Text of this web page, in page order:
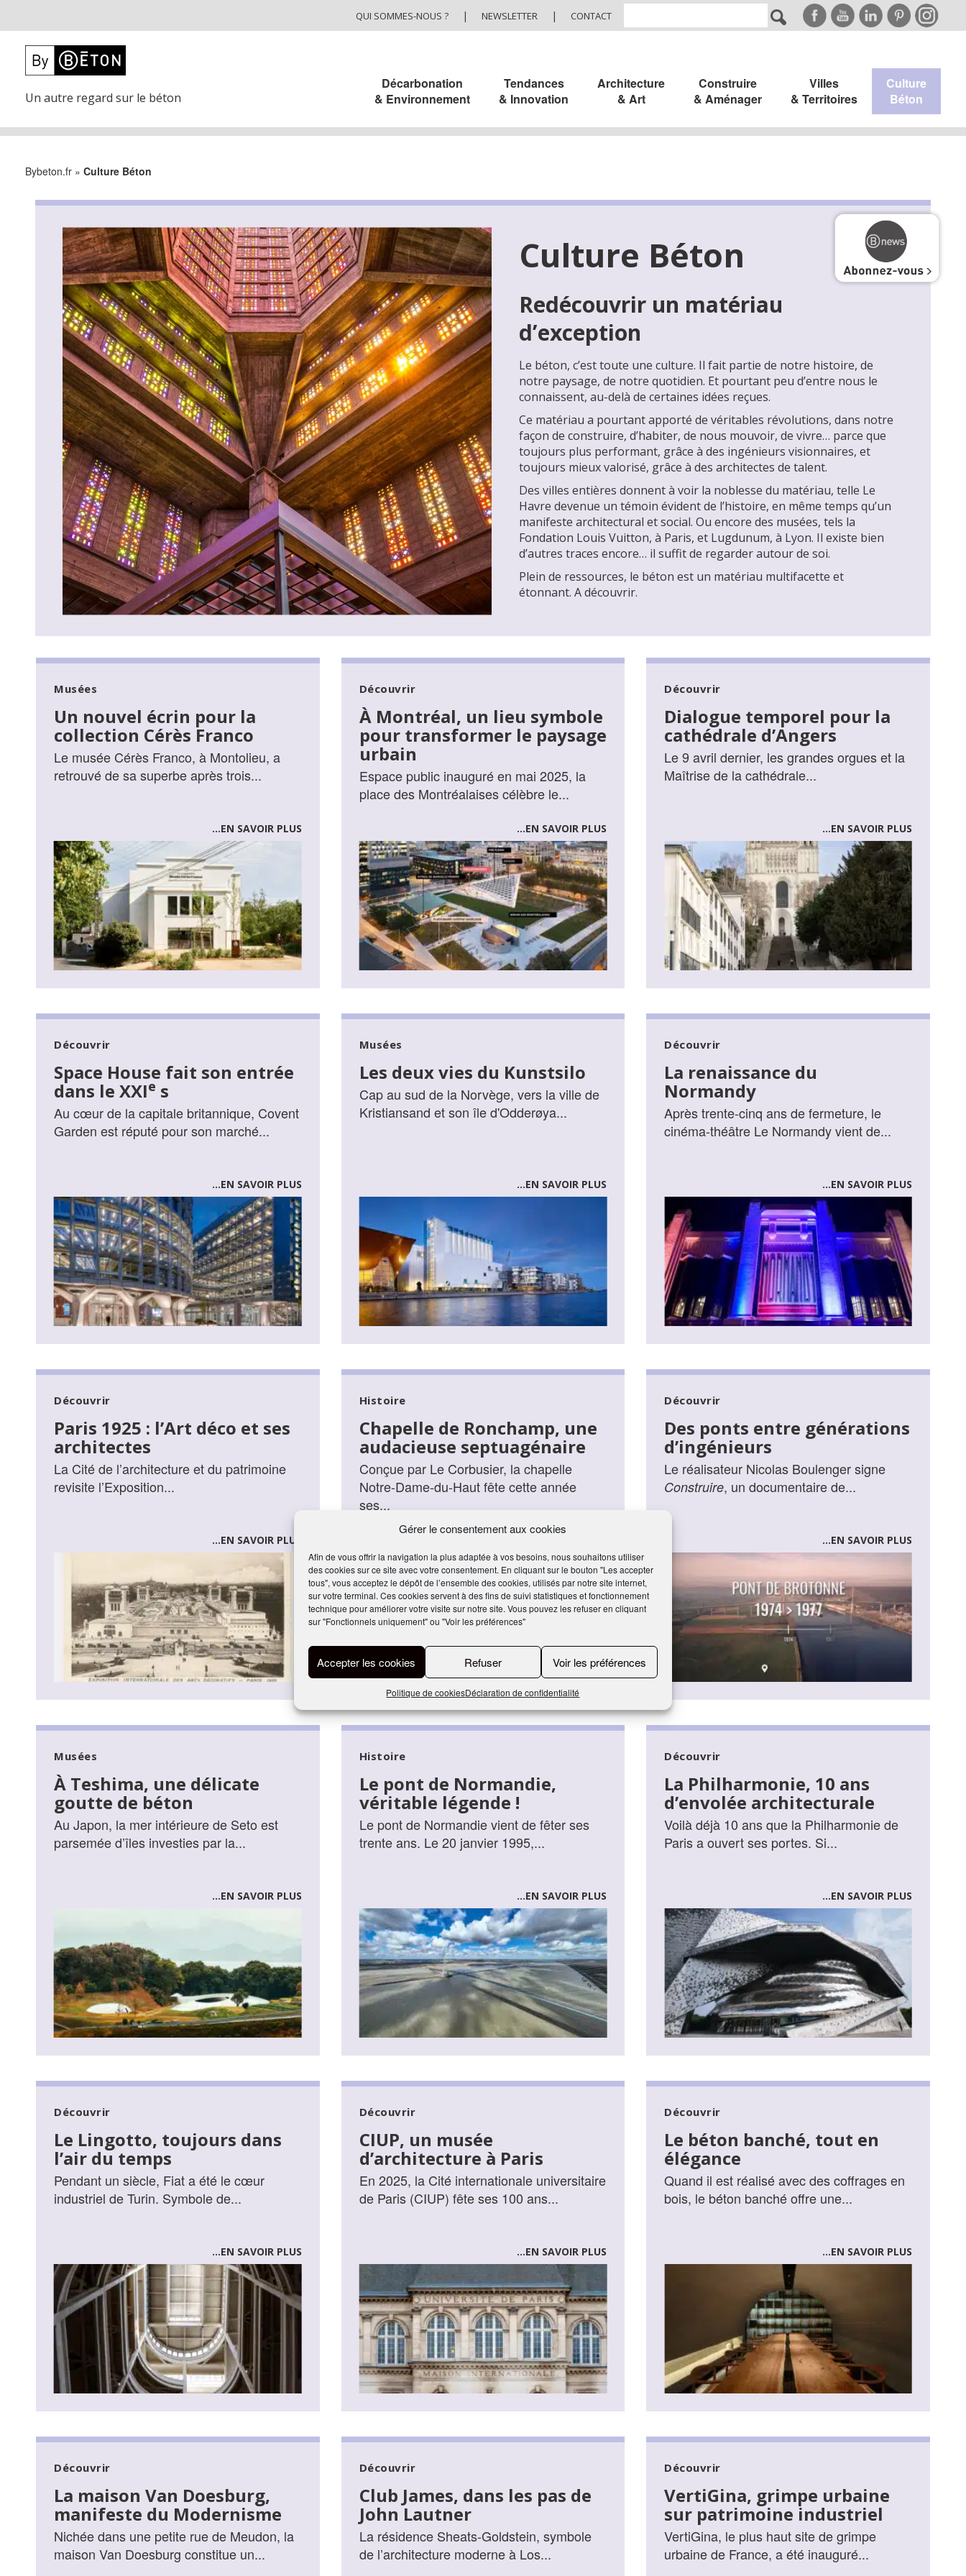
Gérer le consentement aux cookies
Afin de vous offrir la navigation la plus adaptée à vos besoins, nous souhaitons utiliser
des cookies sur ce site avec votre consentement. En cliquant sur le bouton "Les accepter
tous", vous acceptez le dépôt de l’ensemble des cookies, utilisés par notre site internet,
sur votre terminal. Ces cookies servent à des fins de suivi statistiques et fonctionnement
technique pour améliorer votre visite sur notre site. Vous pouvez les refuser en cliquant
sur "Fonctionnels uniquement" ou "Voir les préférences"
Accepter les cookies Refuser Voir les préférences
Politique de cookiesDéclaration de confidentialité
QUI SOMMES-NOUS ? | NEWSLETTER | CONTACT
Un autre regard sur le béton
Décarbonation
& Environnement
Tendances
& Innovation
Architecture
& Art
Construire
& Aménager
Villes
& Territoires
Culture
Béton
Bybeton.fr » Culture Béton
Culture Béton
Redécouvrir un matériau
d’exception
Le béton, c’est toute une culture. Il fait partie de notre histoire, de
notre paysage, de notre quotidien. Et pourtant peu d’entre nous le
connaissent, au-delà de certaines idées reçues.
Ce matériau a pourtant apporté de véritables révolutions, dans notre
façon de construire, d’habiter, de nous mouvoir, de vivre… parce que
toujours plus performant, grâce à des ingénieurs visionnaires, et
toujours mieux valorisé, grâce à des architectes de talent.
Des villes entières donnent à voir la noblesse du matériau, telle Le
Havre devenue un témoin évident de l’histoire, en même temps qu’un
manifeste architectural et social. Ou encore des musées, tels la
Fondation Louis Vuitton, à Paris, et Lugdunum, à Lyon. Il existe bien
d’autres traces encore… il suffit de regarder autour de soi.
Plein de ressources, le béton est un matériau multifacette et
étonnant. A découvrir.
Musées
Un nouvel écrin pour la
collection Cérès Franco
Le musée Cérès Franco, à Montolieu, a
retrouvé de sa superbe après trois...
...EN SAVOIR PLUS
Découvrir
À Montréal, un lieu symbole
pour transformer le paysage
urbain
Espace public inauguré en mai 2025, la
place des Montréalaises célèbre le...
...EN SAVOIR PLUS
Découvrir
Dialogue temporel pour la
cathédrale d’Angers
Le 9 avril dernier, les grandes orgues et la
Maîtrise de la cathédrale...
...EN SAVOIR PLUS
Découvrir
Space House fait son entrée
dans le XXIe s
Au cœur de la capitale britannique, Covent
Garden est réputé pour son marché...
...EN SAVOIR PLUS
Musées
Les deux vies du Kunstsilo
Cap au sud de la Norvège, vers la ville de
Kristiansand et son île d'Odderøya...
...EN SAVOIR PLUS
Découvrir
La renaissance du
Normandy
Après trente-cinq ans de fermeture, le
cinéma-théâtre Le Normandy vient de...
...EN SAVOIR PLUS
Découvrir
Paris 1925 : l’Art déco et ses
architectes
La Cité de l’architecture et du patrimoine
revisite l’Exposition...
...EN SAVOIR PLUS
Histoire
Chapelle de Ronchamp, une
audacieuse septuagénaire
Conçue par Le Corbusier, la chapelle
Notre-Dame-du-Haut fête cette année
ses...
Découvrir
Des ponts entre générations
d’ingénieurs
Le réalisateur Nicolas Boulenger signe
Construire, un documentaire de...
...EN SAVOIR PLUS
Musées
À Teshima, une délicate
goutte de béton
Au Japon, la mer intérieure de Seto est
parsemée d’îles investies par la...
...EN SAVOIR PLUS
Histoire
Le pont de Normandie,
véritable légende !
Le pont de Normandie vient de fêter ses
trente ans. Le 20 janvier 1995,...
...EN SAVOIR PLUS
Découvrir
La Philharmonie, 10 ans
d’envolée architecturale
Voilà déjà 10 ans que la Philharmonie de
Paris a ouvert ses portes. Si...
...EN SAVOIR PLUS
Découvrir
Le Lingotto, toujours dans
l’air du temps
Pendant un siècle, Fiat a été le cœur
industriel de Turin. Symbole de...
...EN SAVOIR PLUS
Découvrir
CIUP, un musée
d’architecture à Paris
En 2025, la Cité internationale universitaire
de Paris (CIUP) fête ses 100 ans...
...EN SAVOIR PLUS
Découvrir
Le béton banché, tout en
élégance
Quand il est réalisé avec des coffrages en
bois, le béton banché offre une...
...EN SAVOIR PLUS
Découvrir
La maison Van Doesburg,
manifeste du Modernisme
Nichée dans une petite rue de Meudon, la
maison Van Doesburg constitue un...
Découvrir
Club James, dans les pas de
John Lautner
La résidence Sheats-Goldstein, symbole
de l’architecture moderne à Los...
Découvrir
VertiGina, grimpe urbaine
sur patrimoine industriel
VertiGina, le plus haut site de grimpe
urbaine de France, a été inauguré...